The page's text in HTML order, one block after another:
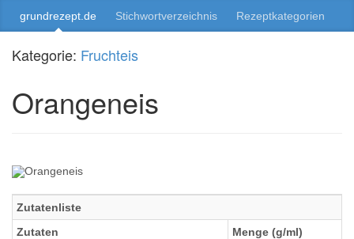
grundrezept.de Stichwortverzeichnis Rezeptkategorien
Kategorie: Fruchteis
Orangeneis
Zutatenliste
Zutaten
Menge (g/ml)